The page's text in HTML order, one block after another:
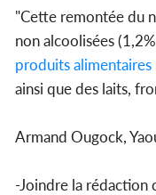
"Cette remontée du
non alcoolisées
produits alimentaires
ainsi que des laits,
Armand Ougock,
-Joindre la rédaction